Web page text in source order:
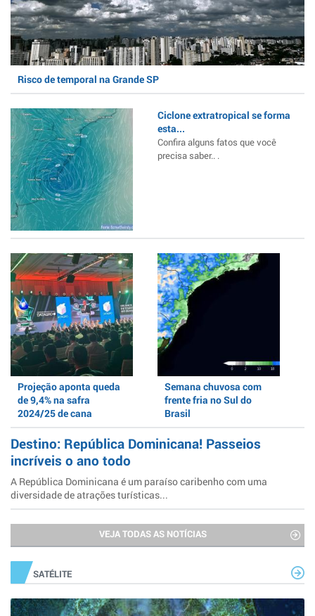
Risco de temporal na Grande SP
Ciclone extratropical se forma
esta...
Confira alguns fatos que você
precisa saber.. .
Projeção aponta queda
de 9,4% na safra
2024/25 de cana
Semana chuvosa com
frente fria no Sul do
Brasil
Destino: República Dominicana! Passeios
incríveis o ano todo
A República Dominicana é um paraíso caribenho com uma
diversidade de atrações turísticas...
VEJA TODAS AS NOTÍCIAS
SATÉLITE